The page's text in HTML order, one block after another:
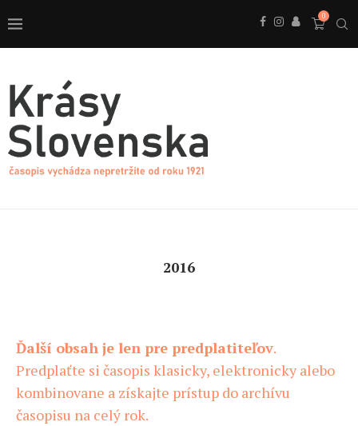
0
2016
Ďalší obsah je len pre predplatiteľov.
Predplaťte si časopis klasicky, elektronicky alebo
kombinovane a získajte prístup do archívu
časopisu na celý rok.